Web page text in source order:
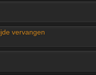
vervangen